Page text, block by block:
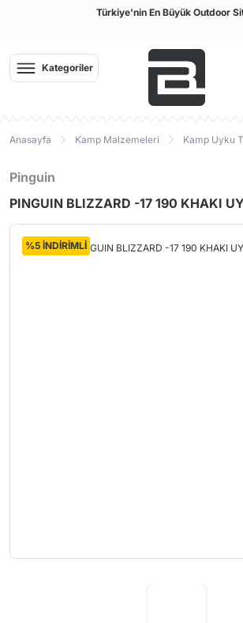
Türkiye'nin En Büyük Outdoor
Kategoriler
Anasayfa Kamp Malzemeleri Kamp Uyku
Pinguin
PINGUIN BLIZZARD -17 190 KHAKI
%5 İNDİRİMLİ